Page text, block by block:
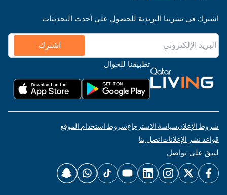
اشترك في نشرتنا البريدية للحصول على أحدث التحديثات
اشترك
تطبيقنا للجوال
شروط الإعلانسياسة الاسترجاعشروط استخدام الموقع
قواعد نشر الإعلاناتاتصل بنا
لنبقَ على تواصل